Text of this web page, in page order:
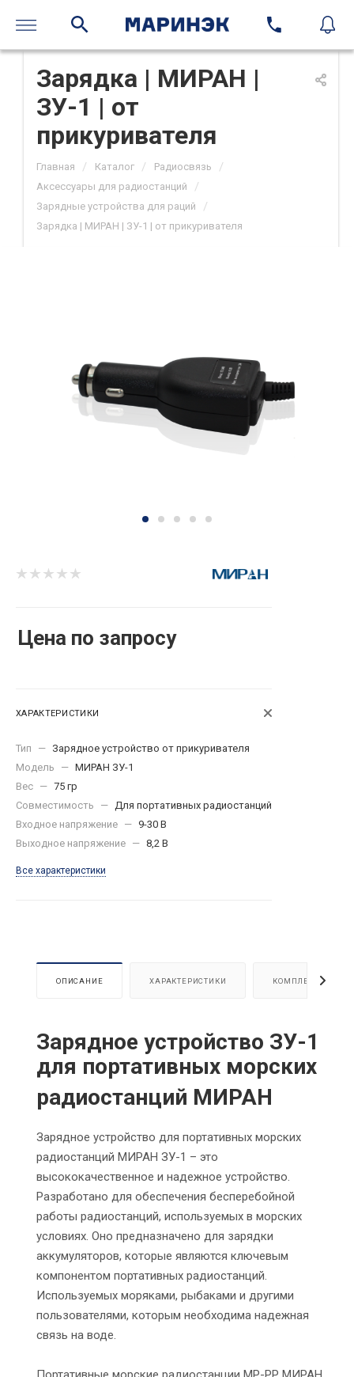
Зарядка | МИРАН |
ЗУ-1 | от
прикуривателя
Главная / Каталог / Радиосвязь /
Аксессуары для радиостанций /
Зарядные устройства для раций /
Зарядка | МИРАН | ЗУ-1 | от прикуривателя
Цена по запросу
ХАРАКТЕРИСТИКИ
Тип — Зарядное устройство от прикуривателя
Модель
— МИРАН ЗУ-1
Вес — 75 гр
Совместимость
— Для портативных радиостанций
Входное напряжение — 9-30 В
Выходное напряжение — 8,2 В
Все характеристики
ОПИСАНИЕ ХАРАКТЕРИСТИКИ КОМПЛЕКТАЦИЯ
Зарядное устройство ЗУ-1
для портативных морских
радиостанций МИРАН
Зарядное устройство для портативных морских
радиостанций МИРАН ЗУ-1 – это
высококачественное и надежное устройство.
Разработано для обеспечения бесперебойной
работы радиостанций, используемых в морских
условиях. Оно предназначено для зарядки
аккумуляторов, которые являются ключевым
компонентом портативных радиостанций.
Используемых моряками, рыбаками и другими
пользователями, которым необходима надежная
связь на воде.